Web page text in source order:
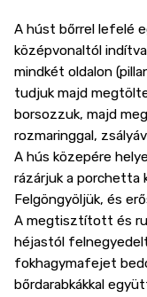
A húst bőrrel lefelé
középvonaltól
mindkét oldalon
tudjuk majd
borsozzuk, majd
rozmaringgal,
A hús közepére
rázárjuk a porchetta
Felgöngyöljük, és
A megtisztított és
héjastól
fokhagymafejet
bőrdarabkákkal